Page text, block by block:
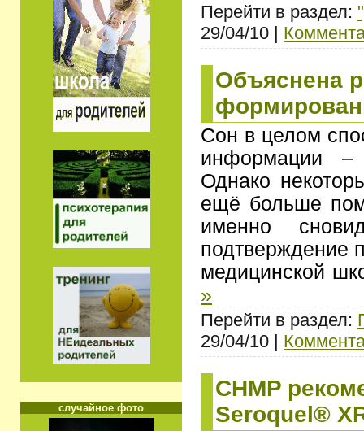
случайное фото
Перейти в раздел:
29/04/10 |
Объяснена
Сон в целом
информации –
Однако
ещё больше
именно
подтверждение
медицинской
»
Перейти в раздел:
29/04/10 |
CHMP
Seroquel®